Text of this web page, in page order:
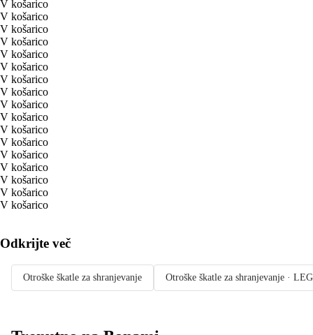
V košarico
V košarico
V košarico
V košarico
V košarico
V košarico
V košarico
V košarico
V košarico
V košarico
V košarico
V košarico
V košarico
V košarico
V košarico
V košarico
V košarico
Odkrijte več
Otroške škatle za shranjevanje Otroške škatle za shranjevanje ·